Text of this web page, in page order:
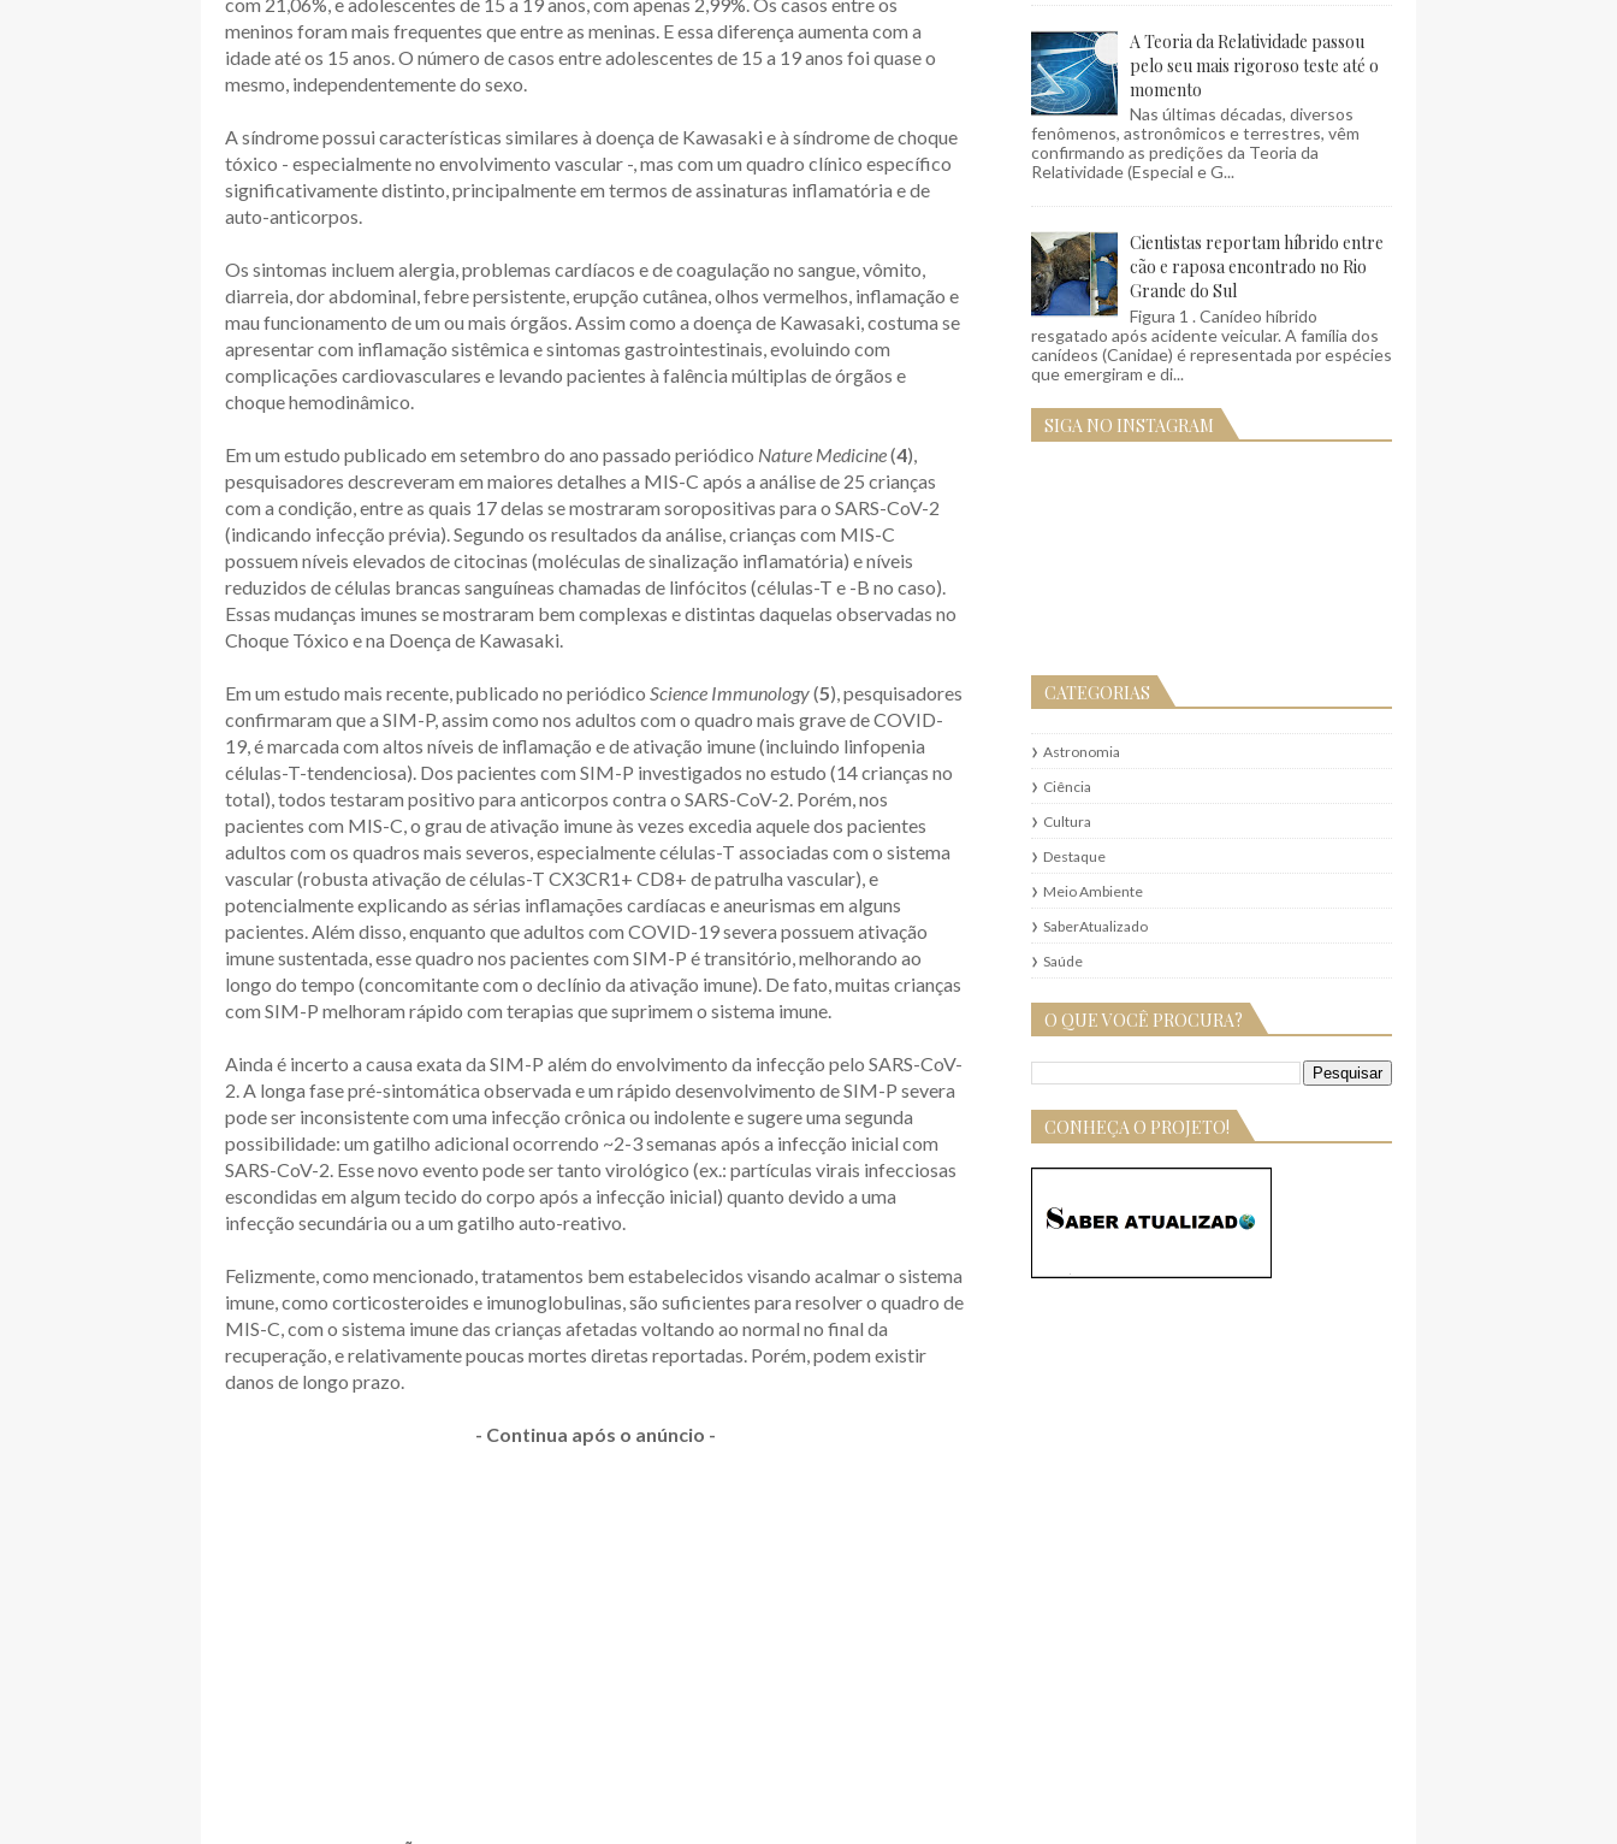
meninos foram mais frequentes que entre as meninas. E essa diferença aumenta com a
idade até os 15 anos. O número de casos entre adolescentes de 15 a 19 anos foi quase o
mesmo, independentemente do sexo.
A síndrome possui características similares à doença de Kawasaki e à síndrome de choque
tóxico - especialmente no envolvimento vascular -, mas com um quadro clínico específico
significativamente distinto, principalmente em termos de assinaturas inflamatória e de
auto-anticorpos.
Os sintomas incluem alergia, problemas cardíacos e de coagulação no sangue, vômito,
diarreia, dor abdominal, febre persistente, erupção cutânea, olhos vermelhos, inflamação e
mau funcionamento de um ou mais órgãos. Assim como a doença de Kawasaki, costuma se
apresentar com inflamação sistêmica e sintomas gastrointestinais, evoluindo com
complicações cardiovasculares e levando pacientes à falência múltiplas de órgãos e
choque hemodinâmico.
Em um estudo publicado em setembro do ano passado periódico Nature Medicine(4),
pesquisadores descreveram em maiores detalhes a MIS-C após a análise de 25 crianças
com a condição, entre as quais 17 delas se mostraram soropositivas para o SARS-CoV-2
(indicando infecção prévia). Segundo os resultados da análise, crianças com MIS-C
possuem níveis elevados de citocinas (moléculas de sinalização inflamatória) e níveis
reduzidos de células brancas sanguíneas chamadas de linfócitos (células-T e -B no caso).
Essas mudanças imunes se mostraram bem complexas e distintas daquelas observadas no
Choque Tóxico e na Doença de Kawasaki.
Em um estudo mais recente, publicado no periódico Science Immunology(5), pesquisadores
confirmaram que a SIM-P, assim como nos adultos com o quadro mais grave de COVID-
19, é marcada com altos níveis de inflamação e de ativação imune (incluindo linfopenia
células-T-tendenciosa). Dos pacientes com SIM-P investigados no estudo (14 crianças no
total), todos testaram positivo para anticorpos contra o SARS-CoV-2. Porém, nos
pacientes com MIS-C, o grau de ativação imune às vezes excedia aquele dos pacientes
adultos com os quadros mais severos, especialmente células-T associadas com o sistema
vascular (robusta ativação de células-T CX3CR1+ CD8+ de patrulha vascular), e
potencialmente explicando as sérias inflamações cardíacas e aneurismas em alguns
pacientes. Além disso, enquanto que adultos com COVID-19 severa possuem ativação
imune sustentada, esse quadro nos pacientes com SIM-P é transitório, melhorando ao
longo do tempo (concomitante com o declínio da ativação imune). De fato, muitas crianças
com SIM-P melhoram rápido com terapias que suprimem o sistema imune.
Ainda é incerto a causa exata da SIM-P além do envolvimento da infecção pelo SARS-CoV-
2. A longa fase pré-sintomática observada e um rápido desenvolvimento de SIM-P severa
pode ser inconsistente com uma infecção crônica ou indolente e sugere uma segunda
possibilidade: um gatilho adicional ocorrendo ~2-3 semanas após a infecção inicial com
SARS-CoV-2. Esse novo evento pode ser tanto virológico (ex.: partículas virais infecciosas
escondidas em algum tecido do corpo após a infecção inicial) quanto devido a uma
infecção secundária ou a um gatilho auto-reativo.
Felizmente, como mencionado, tratamentos bem estabelecidos visando acalmar o sistema
imune, como corticosteroides e imunoglobulinas, são suficientes para resolver o quadro de
MIS-C, com o sistema imune das crianças afetadas voltando ao normal no final da
recuperação, e relativamente poucas mortes diretas reportadas. Porém, podem existir
danos de longo prazo.
- Continua após o anúncio -
A Teoria da Relatividade passou
pelo seu mais rigoroso teste até o
momento
Nas últimas décadas, diversos
fenômenos, astronômicos e terrestres, vêm
confirmando as predições da Teoria da
Relatividade (Especial e G...
Cientistas reportam híbrido entre
cão e raposa encontrado no Rio
Grande do Sul
Figura 1 . Canídeo híbrido
resgatado após acidente veicular. A família dos
canídeos (Canidae) é representada por espécies
que emergiram e di...
SIGA NO INSTAGRAM
CATEGORIAS
Astronomia
Ciência
Cultura
Destaque
Meio Ambiente
SaberAtualizado
Saúde
O QUE VOCÊ PROCURA?
CONHEÇA O PROJETO!